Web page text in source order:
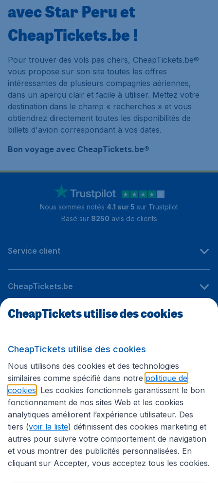
avec Star Peru et
CheapTickets.be !
Pour trouver des vols pas chers, CheapTickets.be®
vous propose sur son site toutes les offres
intéressantes de plusieurs compagnies aériennes,
dans un aperçu clair et facile à utiliser. Mettez votre
destination dans le champ « recherches » et vous
obtiendrez directement toutes les disponibilités de
billets d'avion correspondant à vos dates.
Bon voyage avec CheapTickets.be®
Nous sommes notés 4.1 sur 5 sur Trustpilot
Basé sur 8250 avis de clients
Service client
CheapTickets.be
Sites internationaux
Suivez CheapTickets.be
Déclaration d’accessibilité
Conditions générales
CheapTickets utilise des cookies
CheapTickets utilise des cookies
Nous utilisons des cookies et des technologies
similaires comme spécifié dans notre politique de
cookies . Les cookies fonctionnels garantissent le bon
fonctionnement de nos sites Web et les cookies
analytiques améliorent l’expérience utilisateur. Des
tiers (voir la liste) définissent des cookies marketing et
autres pour suivre votre comportement de navigation
et vous montrer des publicités personnalisées. En
cliquant sur Accepter, vous acceptez tous les cookies.